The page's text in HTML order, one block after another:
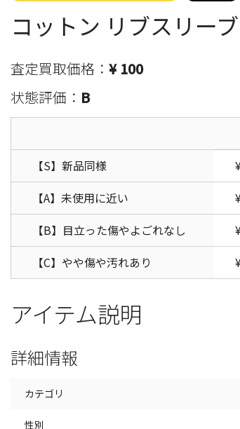
コットン リブスリー
査定買取価格： ¥ 100
状態評価： B
【S】新品同様
【A】未使用に近い
【B】目立った傷やよごれなし
【C】やや傷や汚れあり
アイテム説明
詳細情報
カテゴリ
性別